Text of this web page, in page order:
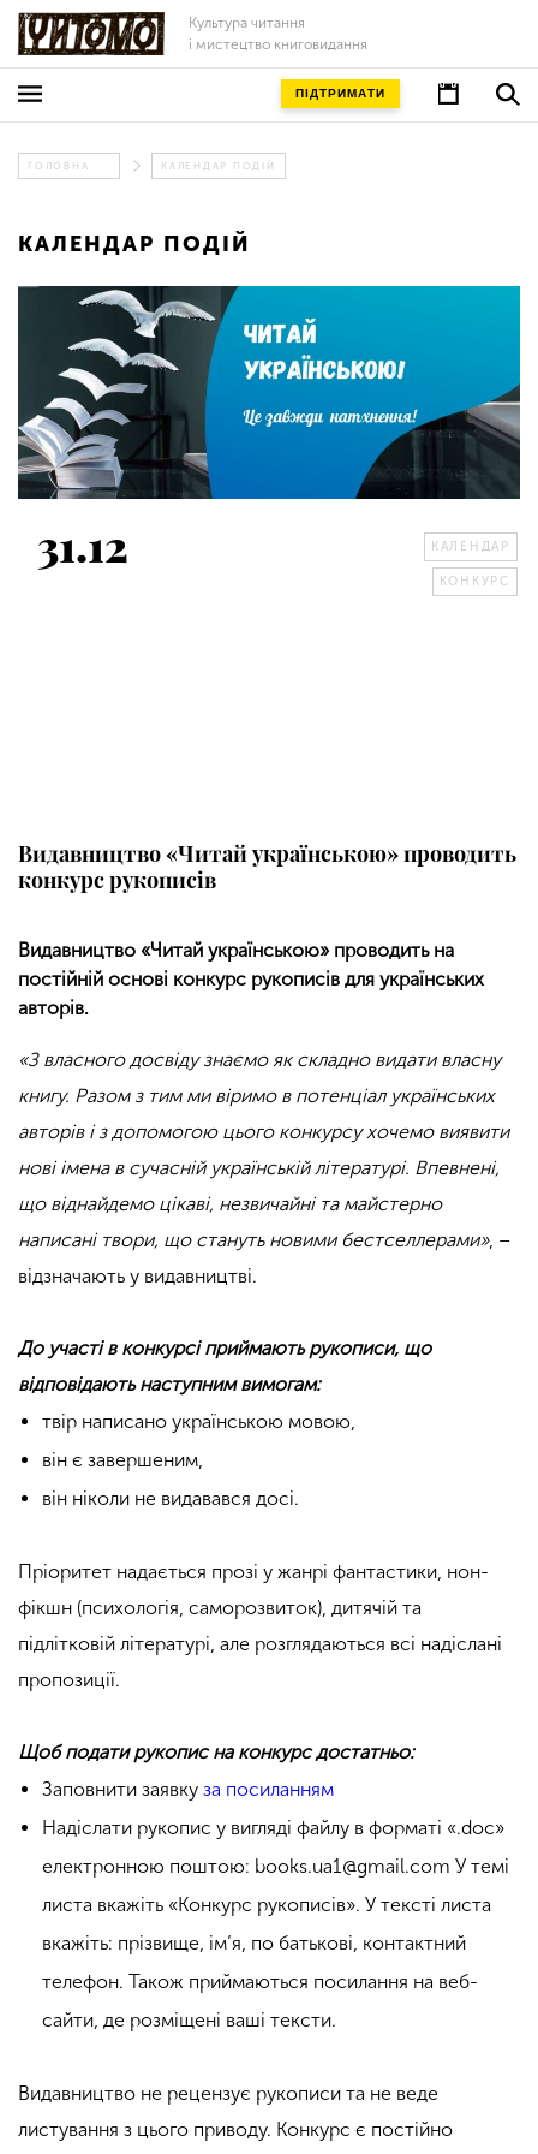
Культура читання
і мистецтво книговидання
ПІДТРИМАТИ
ГОЛОВНА КАЛЕНДАР ПОДІЙ
КАЛЕНДАР ПОДІЙ
31.12 КАЛЕНДАР
КОНКУРС
Видавництво «Читай українською» проводить
конкурс рукописів
Видавництво «Читай українською» проводить на
постійній основі конкурс рукописів для українських
авторів.
«З власного досвіду знаємо як складно видати власну
книгу. Разом з тим ми віримо в потенціал українських
авторів і з допомогою цього конкурсу хочемо виявити
нові імена в сучасній українській літературі. Впевнені,
що віднайдемо цікаві, незвичайні та майстерно
написані твори, що стануть новими бестселлерами», –
відзначають у видавництві.
До участі в конкурсі приймають рукописи, що
відповідають наступним вимогам:
твір написано українською мовою,
він є завершеним,
він ніколи не видавався досі.
Пріоритет надається прозі у жанрі фантастики, нон-
фікшн (психологія, саморозвиток), дитячій та
підлітковій літературі, але розглядаються всі надіслані
пропозиції.
Щоб подати рукопис на конкурс достатньо:
Заповнити заявку за посиланням
Надіслати рукопис у вигляді файлу в форматі «.doc»
електронною поштою: books.ua1@gmail.com У темі
листа вкажіть «Конкурс рукописів». У тексті листа
вкажіть: прізвище, ім’я, по батькові, контактний
телефон. Також приймаються посилання на веб-
сайти, де розміщені ваші тексти.
Видавництво не рецензує рукописи та не веде
листування з цього приводу. Конкурс є постійно